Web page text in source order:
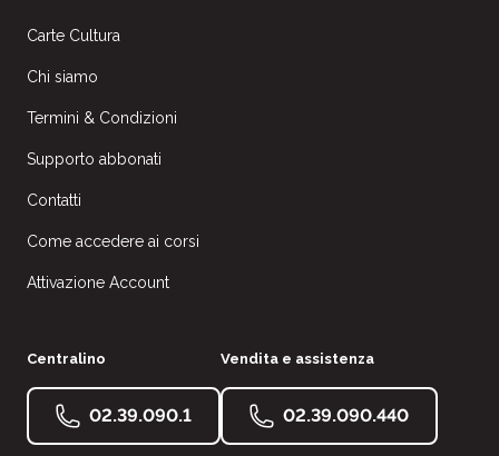
Carte Cultura
Chi siamo
Termini & Condizioni
Supporto abbonati
Contatti
Come accedere ai corsi
Attivazione Account
Centralino
02.39.090.1
Vendita e assistenza
02.39.090.440